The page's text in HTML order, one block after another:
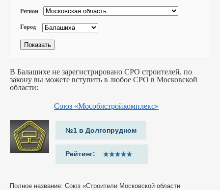
Регион
Город
В Балашихе не зарегистрировано СРО строителей, по
закону вы можете вступить в любое СРО в Московской
области:
Союз «Мособлстройкомплекс»
№1 в Долгопрудном
Рейтинг:
Полное название: Союз «Строители Московской области